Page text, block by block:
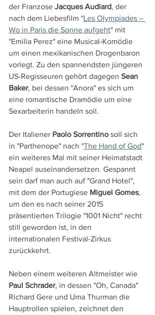
der Franzose Jacques Audiard, der
nach dem Liebesfilm "Les Olympiades –
Wo in Paris die Sonne aufgeht" mit
"Emilia Perez" eine Musical-Komödie
um einen mexikanischen Drogenbaron
vorlegt. Zu den spannendsten jüngeren
US-Regisseuren gehört dagegen Sean
Baker, bei dessen "Anora" es sich um
eine romantische Dramödie um eine
Sexarbeiterin handeln soll.
Der Italiener Paolo Sorrentino soll sich
in "Parthenope" nach "The Hand of God"
ein weiteres Mal mit seiner Heimatstadt
Neapel auseinandersetzen. Gespannt
sein darf man auch auf "Grand Hotel",
mit dem der Portugiese Miguel Gomes,
um den es nach seiner 2015
präsentierten Trilogie "1001 Nicht" recht
still geworden ist, in den
internationalen Festival-Zirkus
zurückkehrt.
Neben einem weiteren Altmeister wie
Paul Schrader, in dessen "Oh, Canada"
Richard Gere und Uma Thurman die
Hauptrollen spielen, zeichnet den